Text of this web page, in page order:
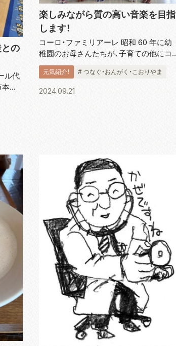
の
ル代
町
ュ
っ
す
楽しみながら質の高い音楽を目指
します！
コーロ・ファミリアーレ 昭和 60 年に幼
稚園のお母さんたちが、子育ての他にコ
ーラスを楽しもうと活動が始まりまし
た。毎週金曜日の 10:00 から 12:00 に小
山田地域公民館を中心に活動をしていま
元気紹介！ # つなぐ・おんがく・こおりやま
2024.09.21